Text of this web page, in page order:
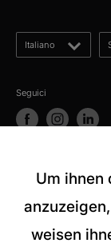
Um ihnen
weisen
Lingua
Italiano
Seguici
© 2026 kabelschweiz